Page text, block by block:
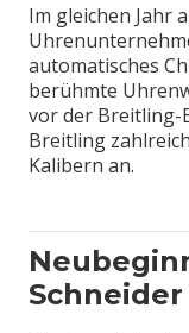
Im gleichen Jahr
automatisches
berühmte
vor der Breitling-
Breitling
Kalibern an.
Schneider